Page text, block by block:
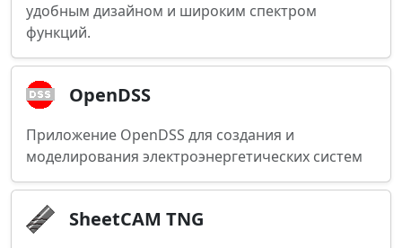
удобным дизайном и широким спектром
функций.
OpenDSS
Приложение OpenDSS для создания и
моделирования электроэнергетических систем
SheetCAM TNG